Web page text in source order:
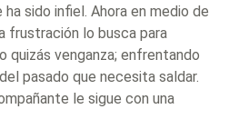
sido infiel. Ahora en medio de
frustración lo busca para
quizás venganza; enfrentando
pasado que necesita saldar.
le sigue con una